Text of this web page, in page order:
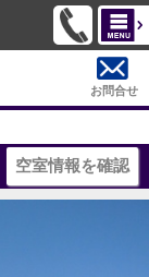
お問合せ
空室情報を確認